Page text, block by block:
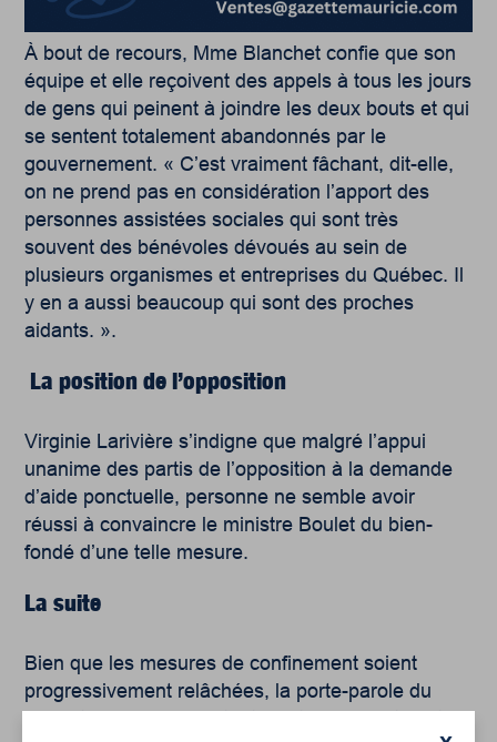
À bout de recours, Mme Blanchet confie que son
équipe et elle reçoivent des appels à tous les jours
de gens qui peinent à joindre les deux bouts et qui
se sentent totalement abandonnés par le
gouvernement. « C’est vraiment fâchant, dit-elle,
on ne prend pas en considération l’apport des
personnes assistées sociales qui sont très
souvent des bénévoles dévoués au sein de
plusieurs organismes et entreprises du Québec. Il
y en a aussi beaucoup qui sont des proches
aidants. ».
La position de l’opposition
Virginie Larivière s’indigne que malgré l’appui
unanime des partis de l’opposition à la demande
d’aide ponctuelle, personne ne semble avoir
réussi à convaincre le ministre Boulet du bien-
fondé d’une telle mesure.
La suite
Bien que les mesures de confinement soient
progressivement relâchées, la porte-parole du